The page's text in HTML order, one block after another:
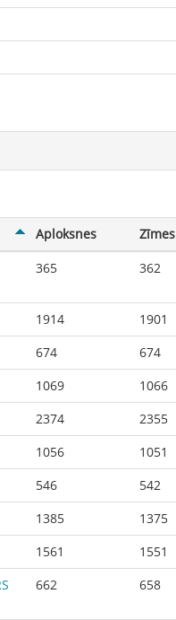
Aploksnes Zīmes
365 362
1914 1901
674 674
1069 1066
2374 2355
1056 1051
546 542
1385 1375
1561 1551
662 658